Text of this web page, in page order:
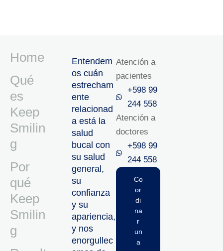
Home
Qué
es
Keep
Smilin
g
Por
qué
Keep
Smilin
g
Entendem
os cuán
estrecham
ente
relacionad
a está la
salud
bucal con
su salud
general,
su
confianza
y su
apariencia,
y nos
enorgullec
Atención a
pacientes
+598 99
244 558
Atención a
doctores
+598 99
244 558‬‬
Co
or
di
na
r
un
a